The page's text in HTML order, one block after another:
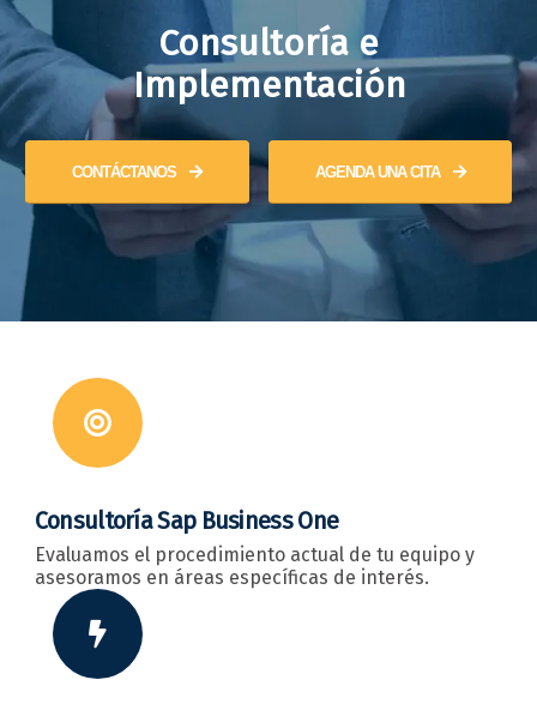
Consultoría e
Implementación
CONTÁCTANOS AGENDA UNA CITA
Consultoría Sap Business One
Evaluamos el procedimiento actual de tu equipo y
asesoramos en áreas específicas de interés.